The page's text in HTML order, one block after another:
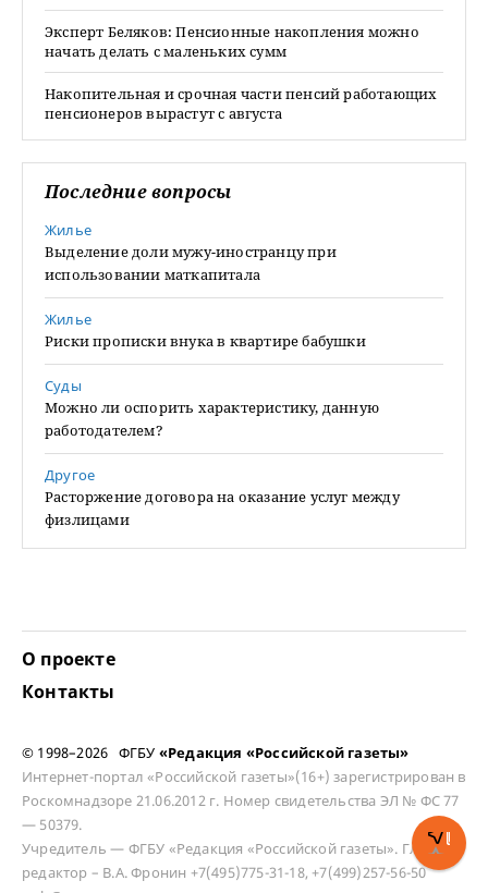
Эксперт Беляков: Пенсионные накопления можно
начать делать с маленьких сумм
Накопительная и срочная части пенсий работающих
пенсионеров вырастут с августа
Последние вопросы
Жилье
Выделение доли мужу-иностранцу при
использовании маткапитала
Жилье
Риски прописки внука в квартире бабушки
Суды
Можно ли оспорить характеристику, данную
работодателем?
Другое
Расторжение договора на оказание услуг между
физлицами
О проекте
Контакты
© 1998–2026 ФГБУ «Редакция «Российской газеты»
Интернет-портал «Российской газеты»(16+) зарегистрирован в
Роскомнадзоре 21.06.2012 г. Номер свидетельства ЭЛ № ФС 77
— 50379.
Учредитель — ФГБУ «Редакция «Российской газеты». Главный
редактор – В.А. Фронин +7(495)775-31-18, +7(499)257-56-50